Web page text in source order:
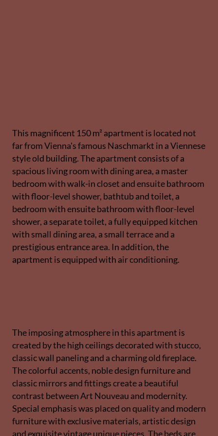
This magnificent 150 m² apartment is located not
far from Vienna's famous Naschmarkt in a Viennese
style old building. The apartment consists of a
spacious living room with dining area, a master
bedroom with walk-in closet and ensuite bathroom
with floor-level shower, bathtub and toilet, a
bedroom with ensuite bathroom with floor-level
shower, a separate toilet, a fully equipped kitchen
with small dining area, a small terrace and a
prestigious entrance area. In addition, the
apartment is equipped with air conditioning.
The imposing atmosphere in this apartment is
created by the high ceilings decorated with stucco,
classic wall paneling and a charming old fireplace.
The colorful accents, noble design furniture and
classic mirrors and fittings create a beautiful
contrast between Art Nouveau and modernity.
Special emphasis was placed on quality and modern
furniture with exclusive materials, artistic design
and exquisite vintage unique pieces. The beds are